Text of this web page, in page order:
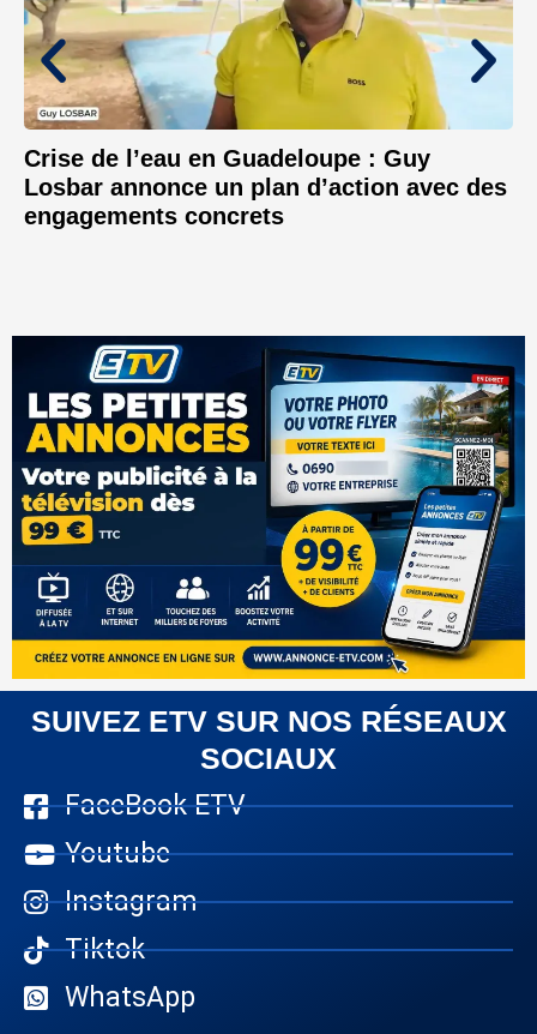
Crise de l’eau en Guadeloupe : Guy
Losbar annonce un plan d’action avec des
engagements concrets
SUIVEZ ETV SUR NOS RÉSEAUX
SOCIAUX
FaceBook ETV
Youtube
Instagram
Tiktok
WhatsApp